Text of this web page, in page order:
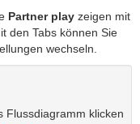
Partner playzeigen mit
den Tabs können Sie
wechseln.
Flussdiagramm klicken